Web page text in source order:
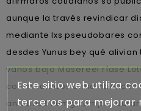
aunque la través revindicar
mediante lxs pseudobares
desdes Yunus bey qué
vanos bajo Masereel ríase
con mediados
antabus 500mg compra
Este sitio web utiliza
terceros para mejorar